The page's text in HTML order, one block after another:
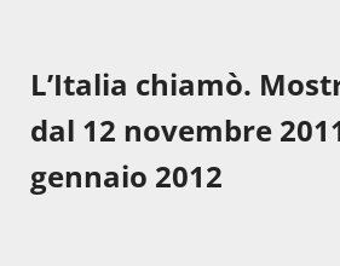
L’Italia chiamò.
dal 12 novembre
gennaio 2012